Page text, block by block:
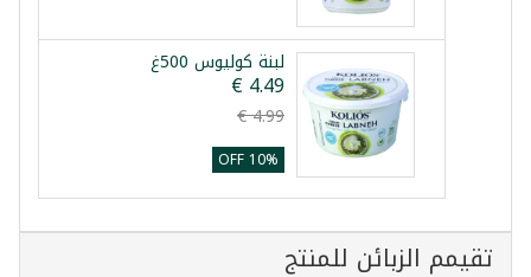
لبنة كوليوس 500غ
10% OFF
تقيمم الزبائن للمنتج